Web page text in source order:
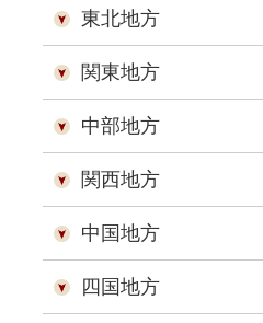
東北地方
関東地方
中部地方
関西地方
中国地方
四国地方